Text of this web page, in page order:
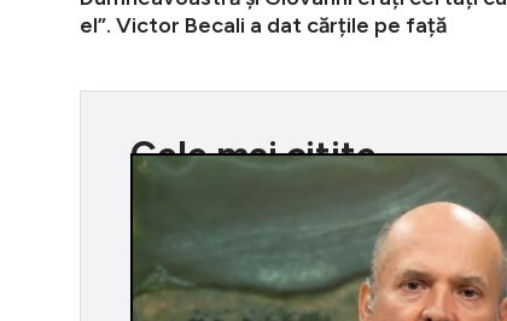
el”. Victor Becali a dat cărțile pe față
Cele mai citite